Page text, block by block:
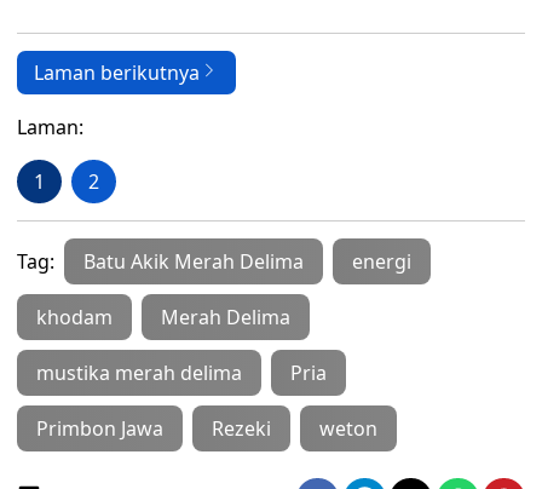
Laman berikutnya
Laman:
1 2
Tag: Batu Akik Merah Delima energi
khodam Merah Delima
mustika merah delima Pria
Primbon Jawa Rezeki weton